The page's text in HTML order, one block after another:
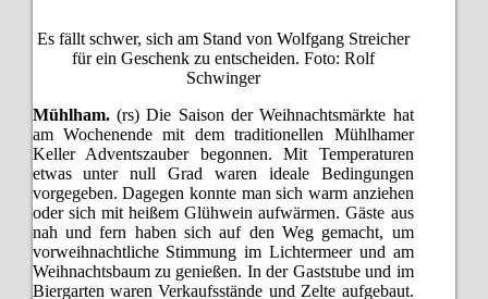
Es fällt schwer, sich am Stand von Wolfgang Streicher
für ein Geschenk zu entscheiden. Foto: Rolf
Schwinger
Mühlham. (rs) Die Saison der Weihnachtsmärkte hat
am Wochenende mit dem traditionellen Mühlhamer
Keller Adventszauber begonnen. Mit Temperaturen
etwas unter null Grad waren ideale Bedingungen
vorgegeben. Dagegen konnte man sich warm anziehen
oder sich mit heißem Glühwein aufwärmen. Gäste aus
nah und fern haben sich auf den Weg gemacht, um
vorweihnachtliche Stimmung im Lichtermeer und am
Weihnachtsbaum zu genießen. In der Gaststube und im
Biergarten waren Verkaufsstände und Zelte aufgebaut.